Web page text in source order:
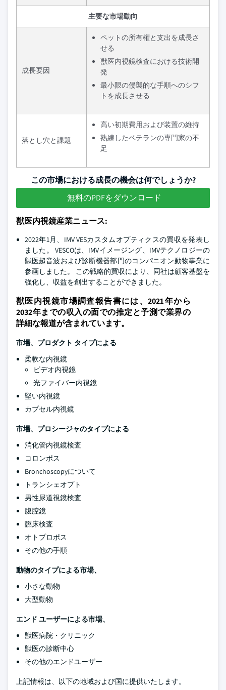
主要な市場動向
成長要因
ペットの所有権と支出を成長さ
せる
獣医内視鏡検査における技術開
発
最小限の侵襲的な手順へのシフ
トを成長させる
落とし穴と課題
高い初期費用および装置の維持
熟練したベテランの専門家の不
足
この市場における成長の機会は何でしょうか?
無料のPDFをダウンロード
獣医内視鏡産業ニュース:
2022年1月、IMV VESカスタムオプティクスの買収を発表し
ました。 VESCOは、IMVイメージング、IMVテクノロジーの
獣医超音波および診断機器部門のコンパニオン動物事業に
参画しました。 この戦略的買収により、同社は顧客基盤を
強化し、収益を創出することができました。
獣医内視鏡市場調査報告書には、2021年から
2032年までの収入の面での推定と予測で業界の
詳細な報道が含まれています。
市場、プロダクト タイプによる
柔軟な内視鏡
ビデオ内視鏡
光ファイバー内視鏡
堅い内視鏡
カプセル内視鏡
市場、プロシージャのタイプによる
消化管内視鏡検査
コロンポス
Bronchoscopyについて
トランシェオプト
男性尿道視鏡検査
腹腔鏡
臨床検査
オトプロポス
その他の手順
動物のタイプによる市場、
小さな動物
大型動物
エンド ユーザーによる市場、
獣医病院・クリニック
獣医の診断中心
その他のエンドユーザー
上記情報は、以下の地域および国に提供いたします。